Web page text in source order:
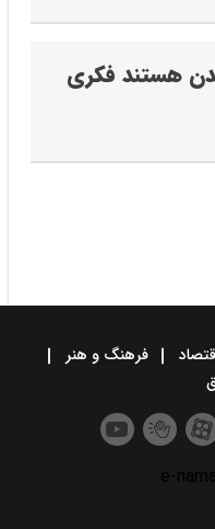
هستند‌ فکری
فرهنگ و هنر